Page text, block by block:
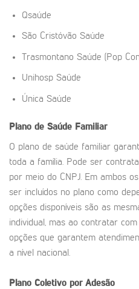
Qsaúde
São Cristóvão Saúde
Trasmontano Saúde (Pop
Unihosp Saúde
Única Saúde
Plano de Saúde Familiar
O plano de saúde familiar
toda a família. Pode ser
por meio do CNPJ. Em ambos
ser incluídos no plano como
opções disponíveis são as
individual, mas ao contratar
opções que garantem
a nível nacional.
Plano Coletivo por Adesão